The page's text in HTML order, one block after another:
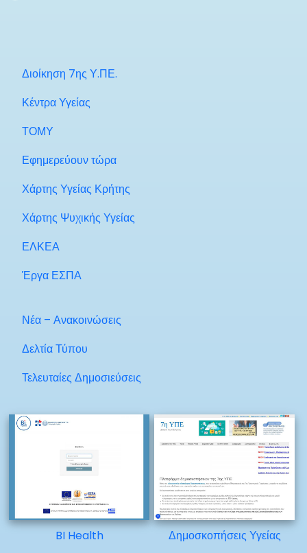
Διοίκηση 7ης Υ.ΠΕ.
Κέντρα Υγείας
ΤΟΜΥ
Εφημερεύουν τώρα
Χάρτης Υγείας Κρήτης
Χάρτης Ψυχικής Υγείας
ΕΛΚΕΑ
Έργα ΕΣΠΑ
Νέα – Ανακοινώσεις
Δελτία Τύπου
Τελευταίες Δημοσιεύσεις
BI Health Δημοσκοπήσεις Υγείας